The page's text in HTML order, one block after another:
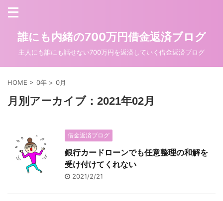
誰にも内緒の700万円借金返済ブログ
主人にも誰にも話せない700万円を返済していく借金返済ブログ
HOME > 0年 > 0月
月別アーカイブ：2021年02月
借金返済ブログ
銀行カードローンでも任意整理の和解を
受け付けてくれない
2021/2/21